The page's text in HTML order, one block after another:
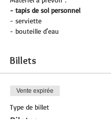
- tapis de sol personnel
- serviette
- bouteille d'eau
Billets
Vente expirée
Type de billet
Pilates